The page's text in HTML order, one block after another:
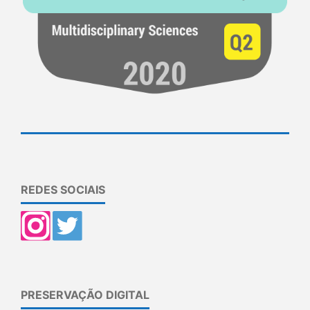
REDES SOCIAIS
PRESERVAÇÃO DIGITAL